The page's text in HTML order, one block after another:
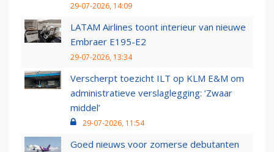
29-07-2026, 14:09
LATAM Airlines toont interieur van nieuwe
Embraer E195-E2
29-07-2026, 13:34
Verscherpt toezicht ILT op KLM E&M om
administratieve verslaglegging: ‘Zwaar
middel’
29-07-2026, 11:54
Goed nieuws voor zomerse debutanten